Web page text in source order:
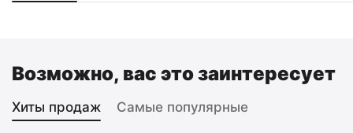
Возможно, вас это заинтересует
Хиты продаж Самые популярные